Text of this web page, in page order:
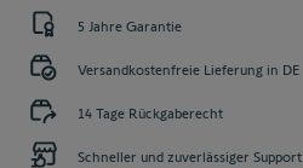
5 Jahre Garantie
Versandkostenfreie Lieferung in DE
14 Tage Rückgaberecht
Schneller und zuverlässiger Support